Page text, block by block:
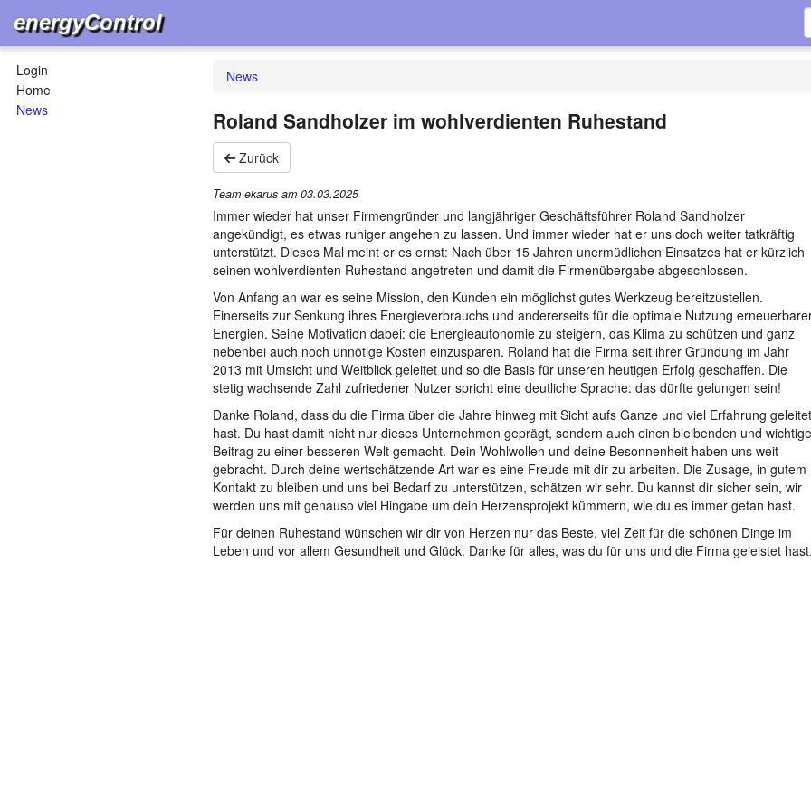
energyControl
Login
Home
News
News
Roland Sandholzer im wohlverdienten Ruhestand
Zurück
Team ekarus am 03.03.2025
Immer wieder hat unser Firmengründer und langjähriger Geschäftsführer Roland Sandholzer
angekündigt, es etwas ruhiger angehen zu lassen. Und immer wieder hat er uns doch weiter tatkräftig
unterstützt. Dieses Mal meint er es ernst: Nach über 15 Jahren unermüdlichen Einsatzes hat er kürzlich
seinen wohlverdienten Ruhestand angetreten und damit die Firmenübergabe abgeschlossen.
Von Anfang an war es seine Mission, den Kunden ein möglichst gutes Werkzeug bereitzustellen.
Einerseits zur Senkung ihres Energieverbrauchs und andererseits für die optimale Nutzung
Energien. Seine Motivation dabei: die Energieautonomie zu steigern, das Klima zu schützen und ganz
nebenbei auch noch unnötige Kosten einzusparen. Roland hat die Firma seit ihrer Gründung im Jahr
2013 mit Umsicht und Weitblick geleitet und so die Basis für unseren heutigen Erfolg geschaffen. Die
stetig wachsende Zahl zufriedener Nutzer spricht eine deutliche Sprache: das dürfte gelungen sein!
Danke Roland, dass du die Firma über die Jahre hinweg mit Sicht aufs Ganze und viel Erfahrung geleitet
hast. Du hast damit nicht nur dieses Unternehmen geprägt, sondern auch einen bleibenden und
Beitrag zu einer besseren Welt gemacht. Dein Wohlwollen und deine Besonnenheit haben uns weit
gebracht. Durch deine wertschätzende Art war es eine Freude mit dir zu arbeiten. Die Zusage, in gutem
Kontakt zu bleiben und uns bei Bedarf zu unterstützen, schätzen wir sehr. Du kannst dir sicher sein, wir
werden uns mit genauso viel Hingabe um dein Herzensprojekt kümmern, wie du es immer getan hast.
Für deinen Ruhestand wünschen wir dir von Herzen nur das Beste, viel Zeit für die schönen Dinge im
Leben und vor allem Gesundheit und Glück. Danke für alles, was du für uns und die Firma geleistet